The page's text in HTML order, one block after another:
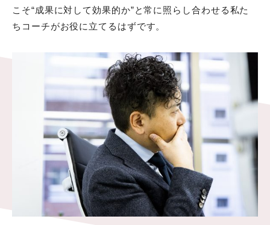
こそ“成果に対して効果的か”と常に照らし合わせる私た
ちコーチがお役に立てるはずです。